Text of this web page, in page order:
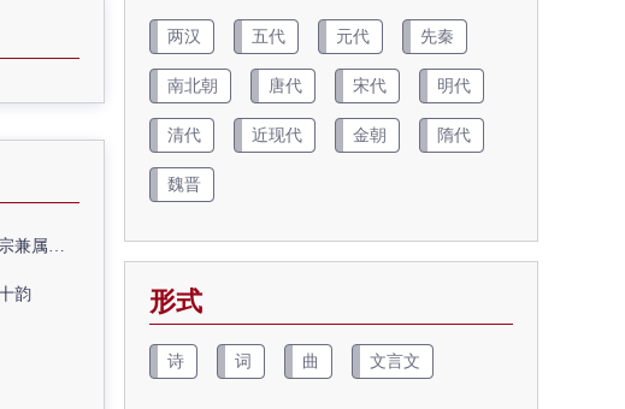
阳全真
韵
两汉 五代 元代 先秦
南北朝 唐代 宋代 明代
清代 近现代 金朝 隋代
魏晋
形式
诗 词 曲 文言文